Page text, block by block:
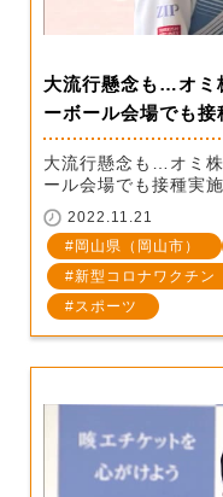
大流行懸念も…オ
ーボール会場でも接
大流行懸念も…オミ
ール会場でも接種実
2022.11.21
岡山県（岡山市）
新型コロナワクチン
スポーツ